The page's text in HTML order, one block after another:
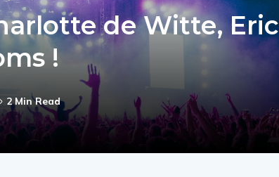
de Witte, Eric
!
2 Min Read